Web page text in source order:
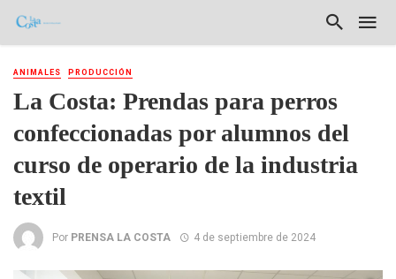
ANIMALES PRODUCCIÓN
La Costa: Prendas para perros
confeccionadas por alumnos del
curso de operario de la industria
textil
Por PRENSA LA COSTA 4 de septiembre de 2024